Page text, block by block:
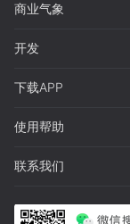
商业气象
开发
下载APP
使用帮助
联系我们